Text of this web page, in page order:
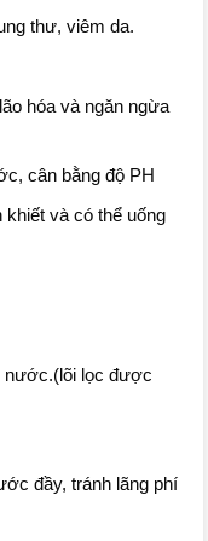
thư, viêm da.
hóa và ngăn ngừa
cân bằng độ PH
khiết và có thể uống
nước.(lõi lọc được
đầy, tránh lãng phí